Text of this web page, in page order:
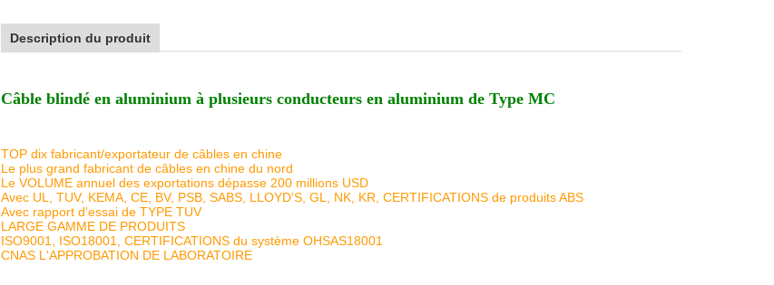
Description du produit
Câble blindé en aluminium à plusieurs conducteurs en aluminium de Type MC
TOP dix fabricant/exportateur de câbles en chine
Le plus grand fabricant de câbles en chine du nord
Le VOLUME annuel des exportations dépasse 200 millions USD
Avec UL, TUV, KEMA, CE, BV, PSB, SABS, LLOYD'S, GL, NK, KR, CERTIFICATIONS de produits ABS
Avec rapport d'essai de TYPE TUV
LARGE GAMME DE PRODUITS
ISO9001, ISO18001, CERTIFICATIONS du système OHSAS18001
CNAS L'APPROBATION DE LABORATOIRE